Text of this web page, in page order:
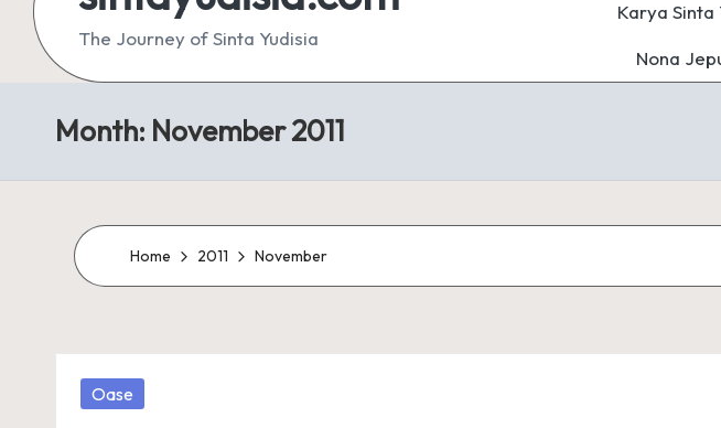
The Journey of Sinta Yudisia
Karya Sinta
Nona
Month: November 2011
Home 2011 November
Posted
Oase